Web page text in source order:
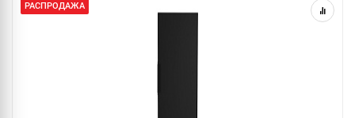
РАСПРОДАЖА